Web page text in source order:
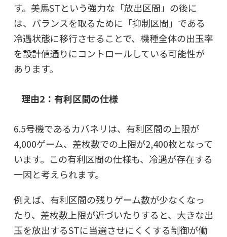
す。美馬STという強力な「放出区間」の後に
は、バランスを取るために「抑制区間」である
冷遇状態に移行させることで、機種全体の出玉率
を設計値通りにコントロールしている可能性が
あります。
理由2：有利区間の仕様
6.5号機であるカバネリは、有利区間の上限が
4,000ゲーム、差枚数での上限が2,400枚となって
います。この有利区間の仕様も、冷遇が存在する
一因と考えられます。
例えば、有利区間の残りゲーム数が少なくなっ
たり、差枚数上限が近づいたりすると、大きな出
玉を放出するSTに当選させにくくする制御が働